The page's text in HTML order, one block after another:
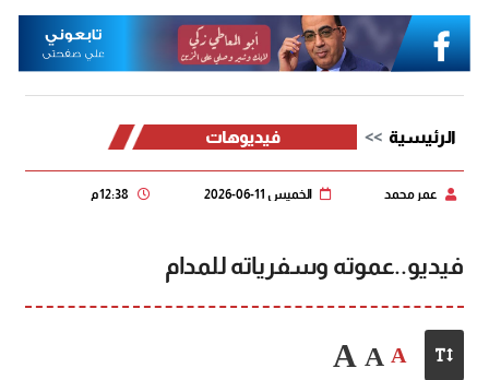
الرئيسية فيديوهات
عمر محمد الخميس 11-06-2026
فيديو..عموته وسفرياته للمدام
A
A
A